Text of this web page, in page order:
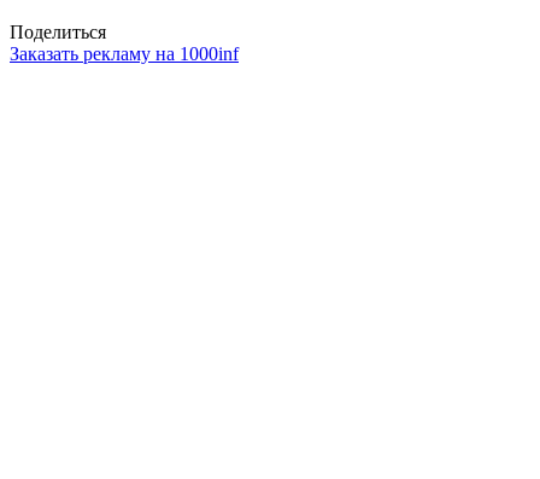
Поделиться
Заказать рекламу на 1000inf